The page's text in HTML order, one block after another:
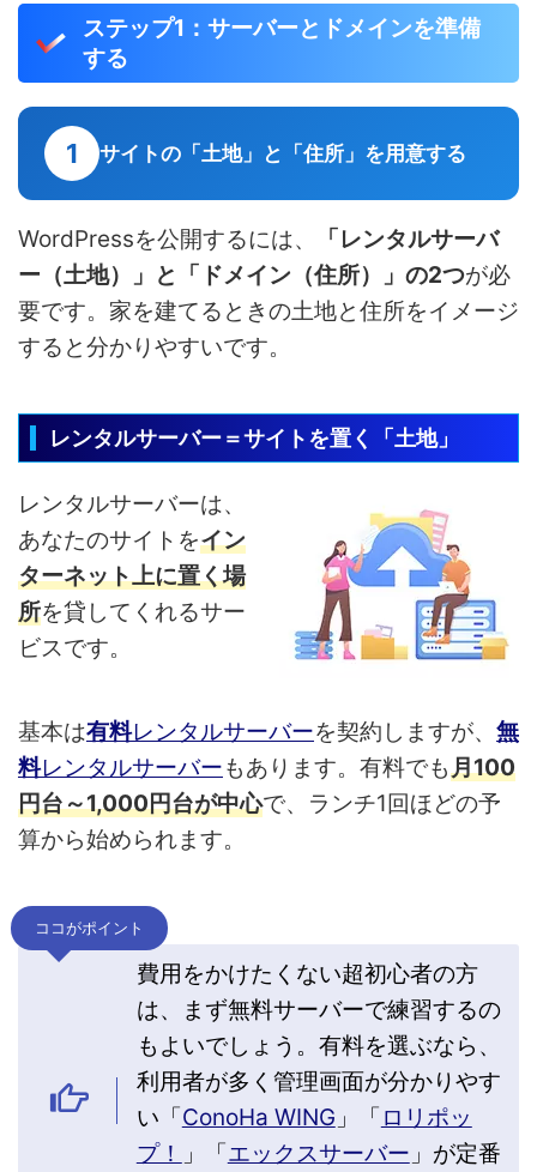
ステップ1：サーバーとドメインを準備
する
1 サイトの「土地」と「住所」を用意する
WordPressを公開するには、
「レンタルサーバ
ー（土地）」と「ドメイン（住所）」の2つが必
要です。家を建てるときの土地と住所をイメージ
すると分かりやすいです。
レンタルサーバー＝サイトを置く「土地」
レンタルサーバーは、
あなたのサイトをイン
ターネット上に置く場
所を貸してくれるサー
ビスです。
基本は有料レンタルサーバーを契約しますが、 無
料レンタルサーバーもあります。有料でも月100
円台～1,000円台が中心で、ランチ1回ほどの予
算から始められます。
ココがポイント
費用をかけたくない超初心者の方
は、まず無料サーバーで練習するの
もよいでしょう。有料を選ぶなら、
利用者が多く管理画面が分かりやす
い「ConoHa WING 」「 ロリポッ
プ！
」「エックスサーバー 」が定番